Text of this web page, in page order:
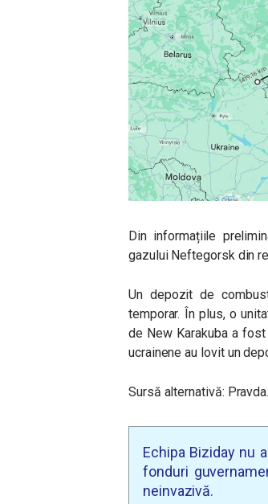
Din informațiile
gazului Neftegorsk din
Un depozit de
temporar. În plus, o
de New Karakuba a
ucrainene au lovit un
Sursă alternativă:
Echipa Biziday nu
fonduri
neinvazivă.